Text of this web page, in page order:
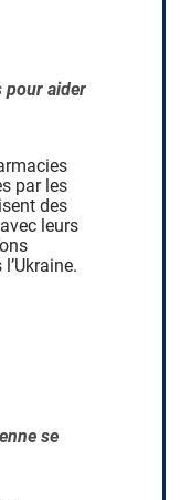
pour aider
par les
des
leurs
se